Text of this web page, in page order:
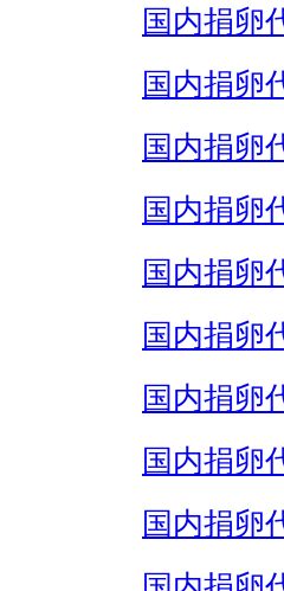
国内捐卵
国内捐卵
国内捐卵
国内捐卵
国内捐卵
国内捐卵
国内捐卵
国内捐卵
国内捐卵